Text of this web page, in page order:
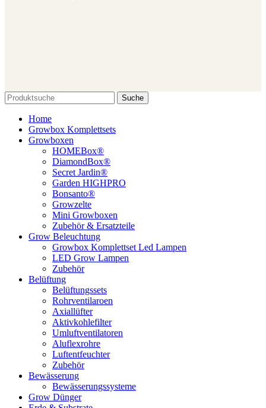
Suche
Home
Growbox Komplettsets
Growboxen
HOMEBox®
DiamondBox®
Secret Jardin®
Garden HIGHPRO
Bonsanto®
Growzelte
Mini Growboxen
Zubehör & Ersatzteile
Grow Beleuchtung
Growbox Komplettset Led Lampen
LED Grow Lampen
Zubehör
Belüftung
Belüftungssets
Rohrventilaroen
Axiallüfter
Aktivkohlefilter
Umluftventilatoren
Aluflexrohre
Luftentfeuchter
Zubehör
Bewässerung
Bewässerungssysteme
Grow Dünger